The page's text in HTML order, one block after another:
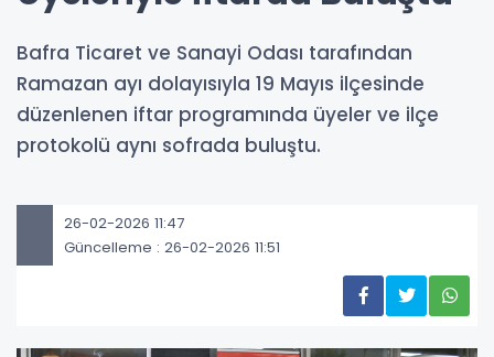
Bafra Ticaret ve Sanayi Odası tarafından
Ramazan ayı dolayısıyla 19 Mayıs ilçesinde
düzenlenen iftar programında üyeler ve ilçe
protokolü aynı sofrada buluştu.
26-02-2026 11:47
Güncelleme : 26-02-2026 11:51